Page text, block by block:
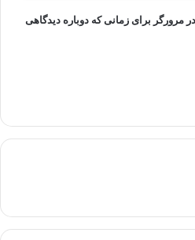
مرورگر برای زمانی که دوباره دیدگاهی